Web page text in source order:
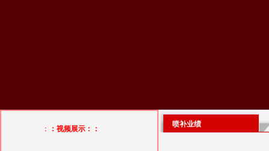
： ：视频展示：：
喷补业绩